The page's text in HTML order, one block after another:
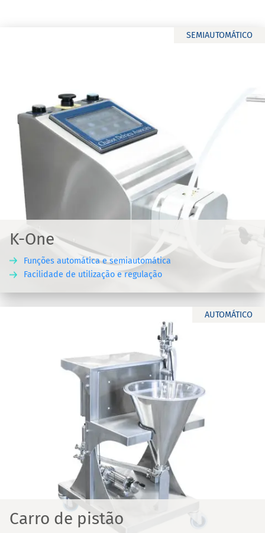
SEMIAUTOMÁTICO
K-One
Funções automática e semiautomática
Facilidade de utilização e regulação
AUTOMÁTICO
Carro de pistão